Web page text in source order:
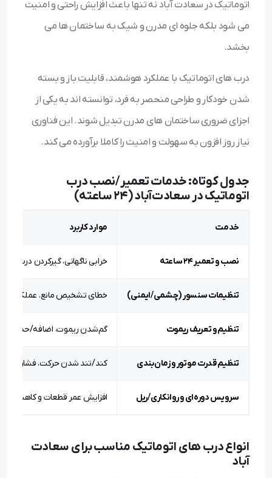
اتوماتیک در سعادت آباد نه تنها باعث افزایش راحتی و امنیت
می شود بلکه جلوه ای مدرن و شیک به ساختمان ها می
بخشد.
درب های اتوماتیک با عملکرد هوشمند، قابلیت باز و بسته
شدن خودکار و طراحی منحصر به فرد، توانسته اند به یکی از
اجزای ضروری ساختمان های مدرن تبدیل شوند. این فناوری
نیاز روز افزون به سهولت و امنیت را کاملا برآورده می کند.
جدول کوتاه: خدمات تعمیر/نصب درب
اتوماتیک در سعادت‌آباد (۲۴ ساعته)
خدمت موارد کاربرد
نصب و تعمیر ۲۴ ساعته خرابی ناگهانی، گیرکردن درب،
تنظیمات سنسور (چشمی/ایمنی) خطای تشخیص مانع، عملکرد
تنظیم و تعریف ریموت گم‌شدن ریموت، اضافه/حذف
تنظیم قدرت موتور و زمان‌بندی کند/تند شدن حرکت، فشار زیاد
سرویس دوره‌ای و روانکاری/ریل افزایش عمر قطعات و کاهش
انواع درب های اتوماتیک مناسب برای سعادت
آباد